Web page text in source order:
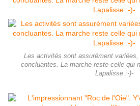
Les activités sont assurément
concluantes. La marche reste celle qui
Lapalisse :-)-